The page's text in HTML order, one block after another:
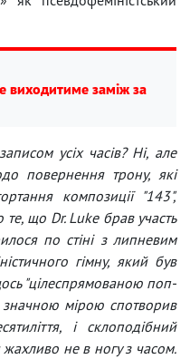
виходитиме заміж за
усіх часів? Ні, але
повернення трону, які
композиції "143",
що Dr. Luke брав участь
по стіні з липневим
гімну, який був
"цілеспрямованою поп-
мірою спотворив
і склоподібний
жахливо не в ногу з часом.